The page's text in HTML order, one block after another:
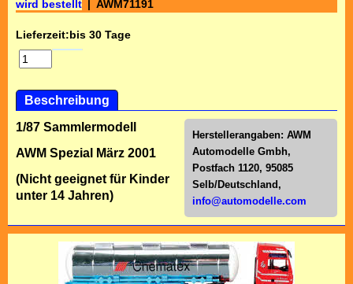
wird bestellt AWM71191
Lieferzeit:bis 30 Tage
Beschreibung
Herstellerangaben: AWM
Automodelle Gmbh,
Postfach 1120, 95085
Selb/Deutschl and,
info@automodelle.com
1/87 Sammlermodell
AWM Spezial März 2001
(Nicht geeignet für Kinder
unter 14 Jahren)